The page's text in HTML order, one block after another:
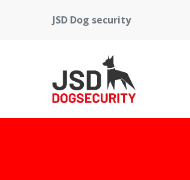
JSD Dog security